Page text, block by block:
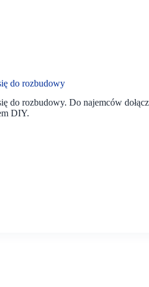
do rozbudowy
do rozbudowy. Do najemców
DIY.